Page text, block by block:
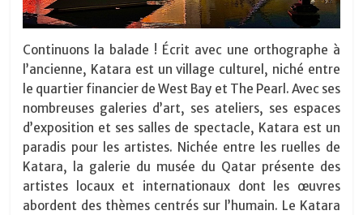
Continuons la balade ! Écrit avec une orthographe à
l’ancienne, Katara est un village culturel, niché entre
le quartier financier de West Bay et The Pearl. Avec ses
nombreuses galeries d’art, ses ateliers, ses espaces
d’exposition et ses salles de spectacle, Katara est un
paradis pour les artistes. Nichée entre les ruelles de
Katara, la galerie du musée du Qatar présente des
artistes locaux et internationaux dont les œuvres
abordent des thèmes centrés sur l’humain. Le Katara